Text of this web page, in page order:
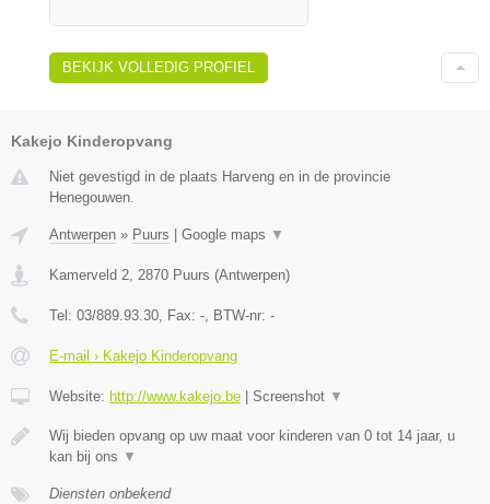
BEKIJK VOLLEDIG PROFIEL
Kakejo Kinderopvang
Niet gevestigd in de plaats Harveng en in de provincie
Henegouwen.
Antwerpen » Puurs Google maps ▼
Kamerveld 2, 2870 Puurs (Antwerpen)
Tel: 03/889.93.30, Fax: -, BTW-nr: -
E-mail › Kakejo Kinderopvang
Website: http://www.kakejo.be Screenshot ▼
Wij bieden opvang op uw maat voor kinderen van 0 tot 14 jaar, u
kan bij ons ▼
Diensten onbekend